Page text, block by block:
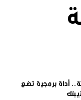
أداة برمجية تضع